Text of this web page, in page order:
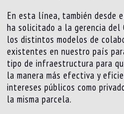
En esta línea, también desde
ha solicitado a la gerencia del
los distintos modelos de
existentes en nuestro país
tipo de infraestructura para
la manera más efectiva y
intereses públicos como
la misma parcela.